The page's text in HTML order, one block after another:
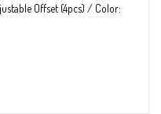
Offset (4pcs) / Color: